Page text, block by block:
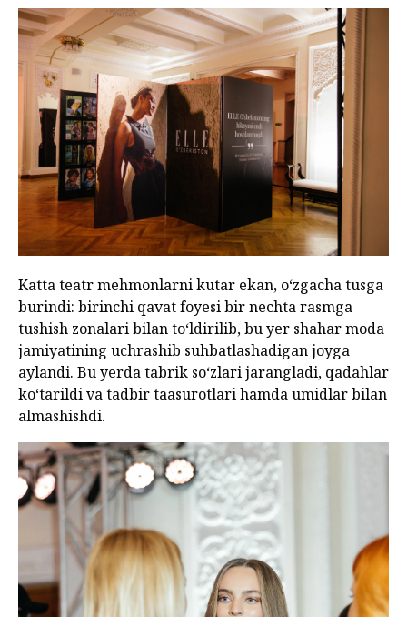
Katta teatr mehmonlarni kutar ekan, o‘zgacha tusga
burindi: birinchi qavat foyesi bir nechta rasmga
tushish zonalari bilan to‘ldirilib, bu yer shahar moda
jamiyatining uchrashib suhbatlashadigan joyga
aylandi. Bu yerda tabrik so‘zlari jarangladi, qadahlar
ko‘tarildi va tadbir taasurotlari hamda umidlar bilan
almashishdi.